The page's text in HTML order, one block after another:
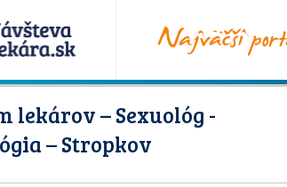
lekárov – Sexuológ -
– Stropkov